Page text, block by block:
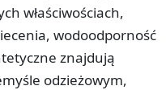
właściwościach,
wodoodporność
znajdują
odzieżowym,